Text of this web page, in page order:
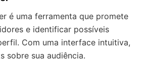
é uma ferramenta que promete
e identificar possíveis
Com uma interface intuitiva,
sobre sua audiência.